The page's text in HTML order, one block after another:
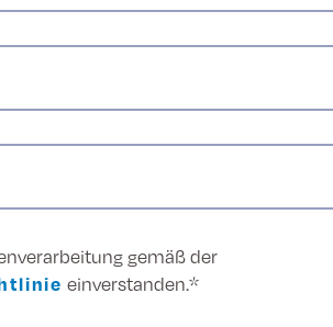
gemäß der
einverstanden.*